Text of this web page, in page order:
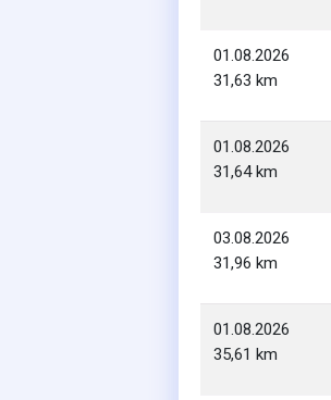
01.08.2026
31,63 km
01.08.2026
31,64 km
03.08.2026
31,96 km
01.08.2026
35,61 km